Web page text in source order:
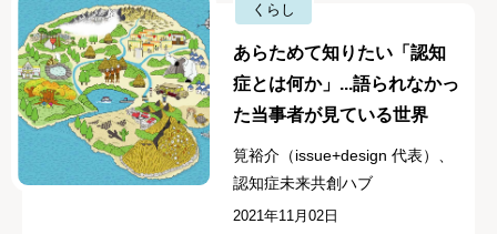
くらし
あらためて知りたい「認知
症とは何か」...語られなかっ
た当事者が見ている世界
筧裕介（issue+design 代表）、
認知症未来共創ハブ
2021年11月02日